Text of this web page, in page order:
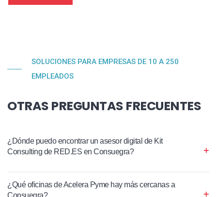
SOLUCIONES PARA EMPRESAS DE 10 A 250
EMPLEADOS
OTRAS PREGUNTAS FRECUENTES
¿Dónde puedo encontrar un asesor digital de Kit
Consulting de RED.ES en Consuegra?
¿Qué oficinas de Acelera Pyme hay más cercanas a